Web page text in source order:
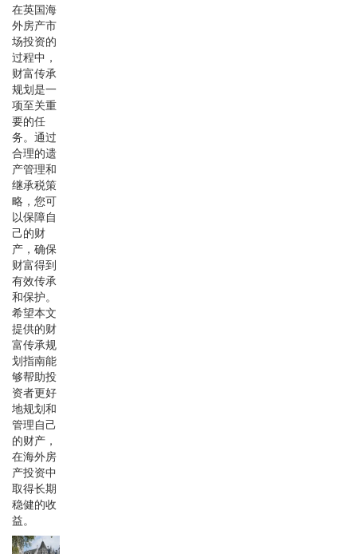
在英国海
外房产市
场投资的
过程中，
财富传承
规划是一
项至关重
要的任
务。通过
合理的遗
产管理和
继承税策
略，您可
以保障自
己的财
产，确保
财富得到
有效传承
和保护。
希望本文
提供的财
富传承规
划指南能
够帮助投
资者更好
地规划和
管理自己
的财产，
在海外房
产投资中
取得长期
稳健的收
益。